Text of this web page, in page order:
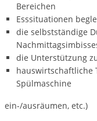
Bereichen
Esssituationen
die selbstständige
die Unterstützung
hauswirtschaftliche
Spülmaschine
ein-/ausräumen, etc.)